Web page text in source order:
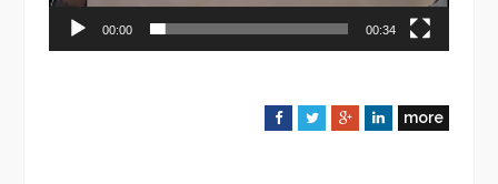
00:00 00:34
F
T
G
L
more